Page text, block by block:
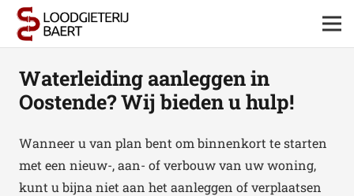
Waterleiding aanleggen in
Oostende? Wij bieden u hulp!
Wanneer u van plan bent om binnenkort te starten
met een nieuw-, aan- of verbouw van uw woning,
kunt u bijna niet aan het aanleggen of verplaatsen